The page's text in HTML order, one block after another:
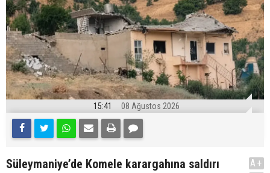
15:41 08 Ağustos 2026
Süleymaniye’de Komele karargahına saldırı
A+